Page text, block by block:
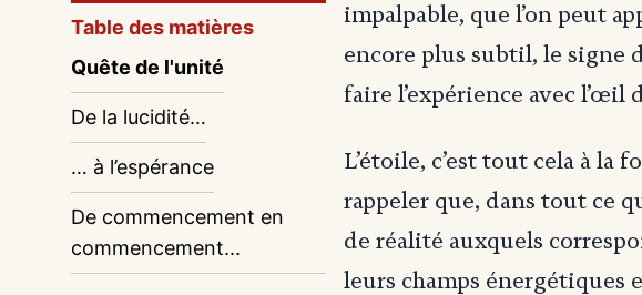
Table des matières
Quête de l'unité
De la lucidité…
… à l’espérance
De commencement en
commencement...
impalpable, que l’on peut
encore plus subtil, le signe
faire l’expérience avec l’œil
L’étoile, c’est tout cela à la
rappeler que, dans tout ce
de réalité auxquels
leurs champs énergétiques